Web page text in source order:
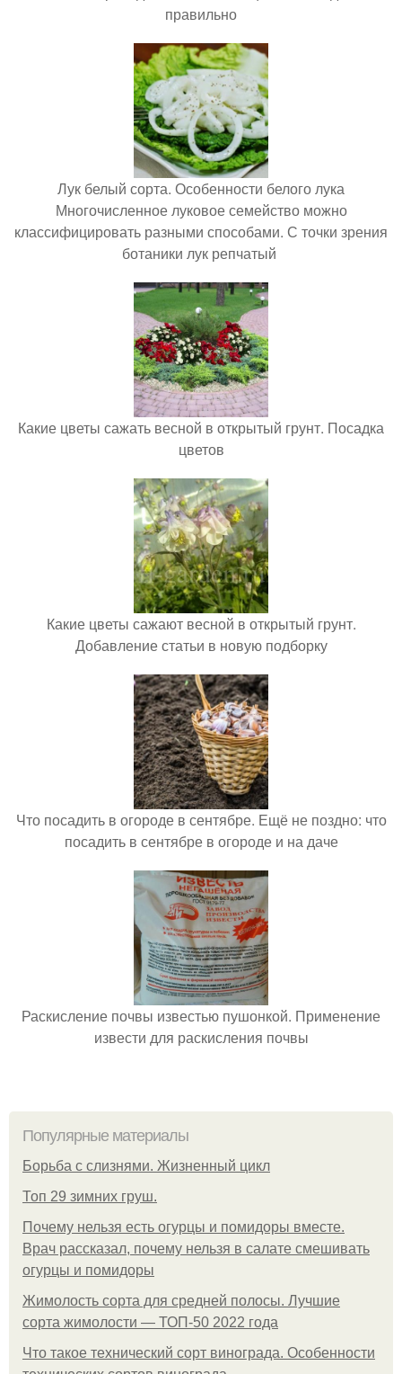
правильно
Лук белый сорта. Особенности белого лука
Многочисленное луковое семейство можно
классифицировать разными способами. С точки зрения
ботаники лук репчатый
Какие цветы сажать весной в открытый грунт. Посадка
цветов
Какие цветы сажают весной в открытый грунт.
Добавление статьи в новую подборку
Что посадить в огороде в сентябре. Ещё не поздно: что
посадить в сентябре в огороде и на даче
Раскисление почвы известью пушонкой. Применение
извести для раскисления почвы
Популярные материалы
Борьба с слизнями. Жизненный цикл
Топ 29 зимних груш.
Почему нельзя есть огурцы и помидоры вместе.
Врач рассказал, почему нельзя в салате смешивать
огурцы и помидоры
Жимолость сорта для средней полосы. Лучшие
сорта жимолости — ТОП-50 2022 года
Что такое технический сорт винограда. Особенности